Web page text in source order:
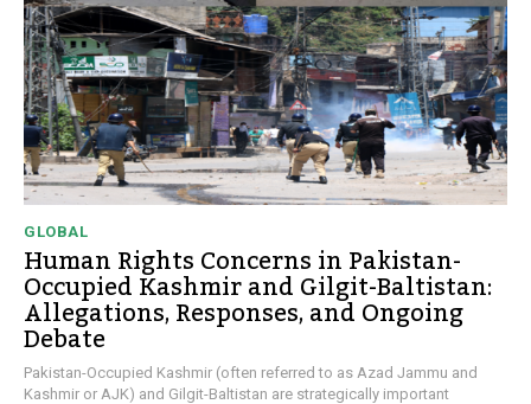
GLOBAL
Human Rights Concerns in Pakistan-
Occupied Kashmir and Gilgit-Baltistan:
Allegations, Responses, and Ongoing
Debate
Pakistan-Occupied Kashmir (often referred to as Azad Jammu and
Kashmir or AJK) and Gilgit-Baltistan are strategically important